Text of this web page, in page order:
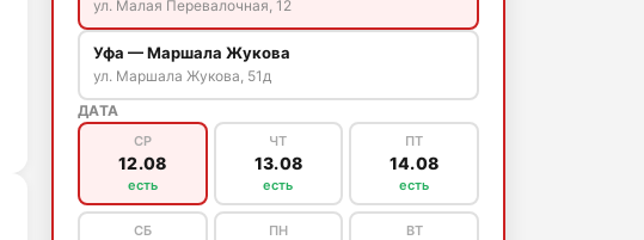
ул. Малая Перевалочная, 12
Уфа — Маршала Жукова
ул. Маршала Жукова, 51д
ДАТА
СР
12.08
есть
ЧТ
13.08
есть
ПТ
14.08
есть
СБ ПН ВТ